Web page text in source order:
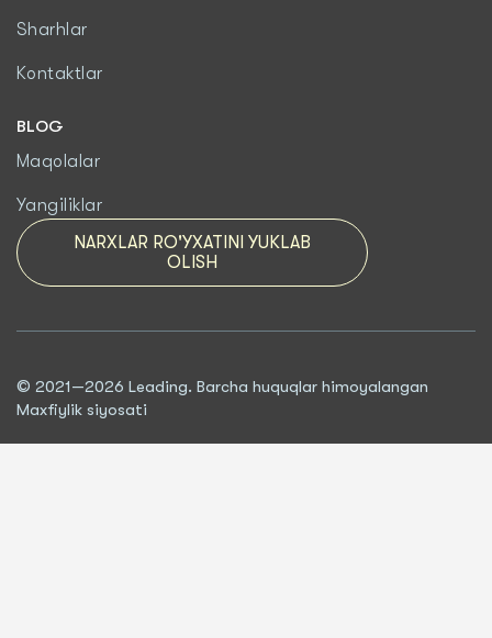
Sharhlar
Kontaktlar
BLOG
Maqolalar
Yangiliklar
NARXLAR RO'YXATINI YUKLAB
OLISH
© 2021—2026 Leading. Barcha huquqlar himoyalangan
Maxfiylik siyosati